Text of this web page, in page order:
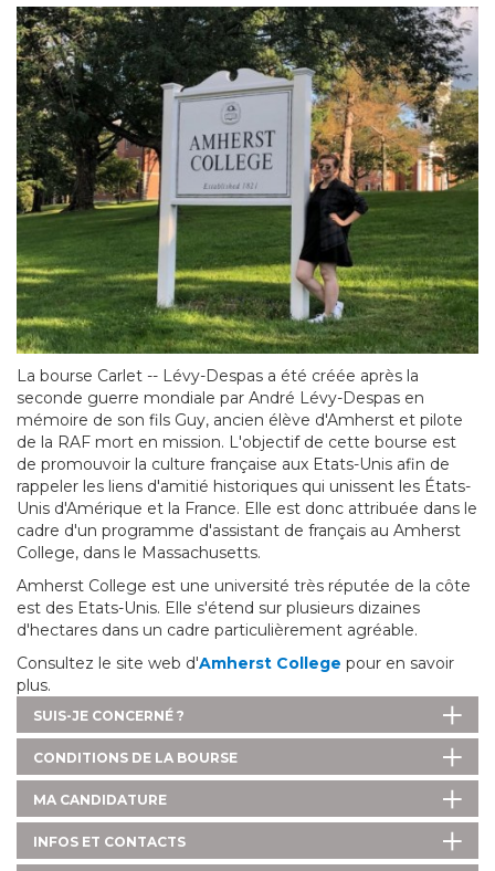
La bourse Carlet -- Lévy-Despas a été créée après la
seconde guerre mondiale par André Lévy-Despas en
mémoire de son fils Guy, ancien élève d'Amherst et pilote
de la RAF mort en mission. L'objectif de cette bourse est
de promouvoir la culture française aux Etats-Unis afin de
rappeler les liens d'amitié historiques qui unissent les États-
Unis d'Amérique et la France. Elle est donc attribuée dans le
cadre d'un programme d'assistant de français au Amherst
College, dans le Massachusetts.
Amherst College est une université très réputée de la côte
est des Etats-Unis. Elle s'étend sur plusieurs dizaines
d'hectares dans un cadre particulièrement agréable.
Consultez le site web d'Amherst College pour en savoir
plus.
SUIS-JE CONCERNÉ ?
CONDITIONS DE LA BOURSE
MA CANDIDATURE
INFOS ET CONTACTS